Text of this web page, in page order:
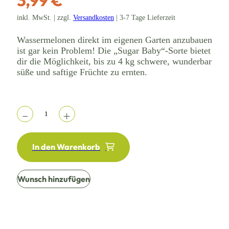
inkl. MwSt. | zzgl. Versandkosten | 3-7 Tage Lieferzeit
Wassermelonen direkt im eigenen Garten anzubauen
ist gar kein Problem! Die „Sugar Baby“-Sorte bietet
dir die Möglichkeit, bis zu 4 kg schwere, wunderbar
süße und saftige Früchte zu ernten.
In den Warenkorb
Wunsch hinzufügen